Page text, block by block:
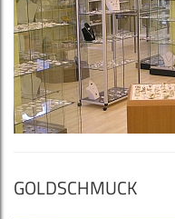
GOLDSCHMUCK